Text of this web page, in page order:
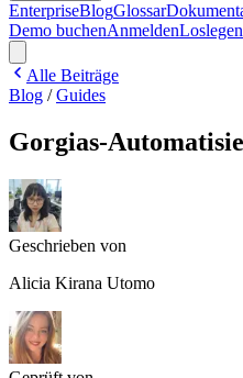
EnterpriseBlogGlossar
Demo buchenAnmeldenLoslegen
Alle Beiträge
Blog /Guides
Gorgias-
Geschrieben von
Alicia Kirana Utomo